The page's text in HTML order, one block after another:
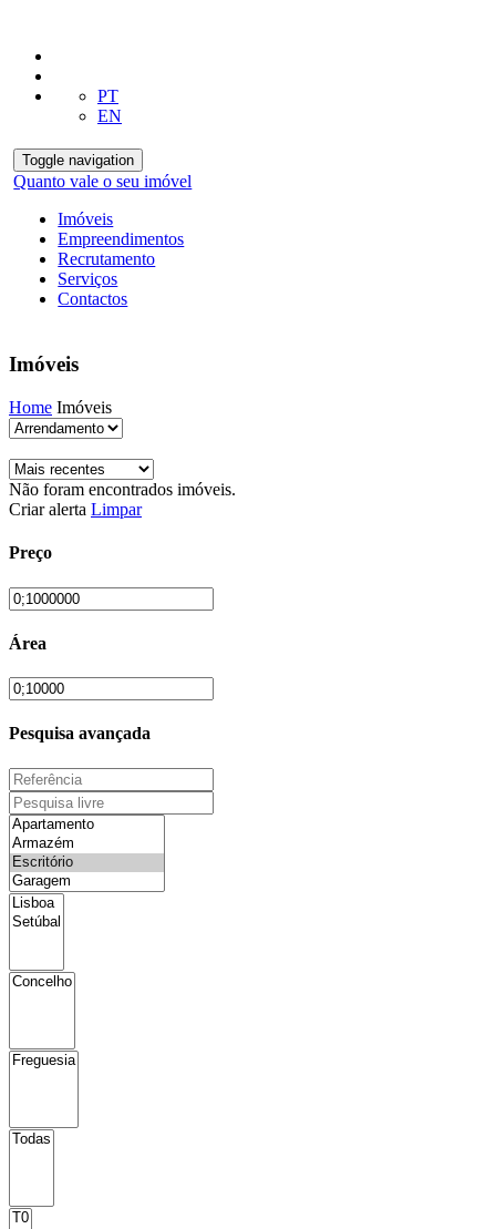
PT
EN
Toggle navigation
Quanto vale o seu imóvel
Imóveis
Empreendimentos
Recrutamento
Serviços
Contactos
Imóveis
Home Imóveis
Não foram encontrados imóveis.
Criar alerta Limpar
Preço
Área
Pesquisa avançada